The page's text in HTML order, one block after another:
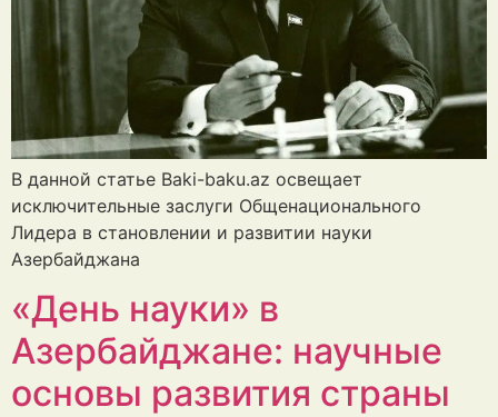
В данной статье Baki-baku.az освещает
исключительные заслуги Общенационального
Лидера в становлении и развитии науки
Азербайджана
«День науки» в
Азербайджане: научные
основы развития страны